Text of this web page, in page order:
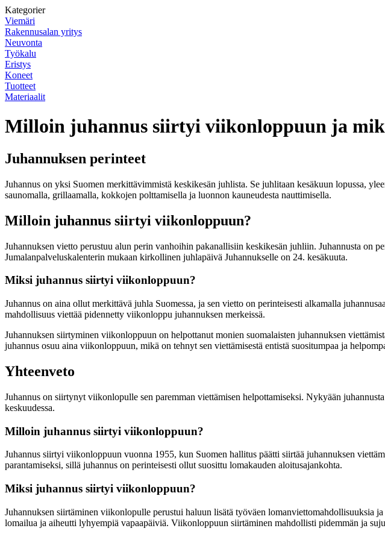
Kategorier
Viemäri
Rakennusalan yritys
Neuvonta
Työkalu
Eristys
Koneet
Tuotteet
Materiaalit
Milloin juhannus siirtyi viikonloppuun ja
Juhannuksen perinteet
Juhannus on yksi Suomen merkittävimmistä keskikesän juhlista. Se juhlitaan kesäkuun lopussa,
saunomalla, grillaamalla, kokkojen polttamisella ja luonnon kauneudesta nauttimisella.
Milloin juhannus siirtyi viikonloppuun?
Juhannuksen vietto perustuu alun perin vanhoihin pakanallisiin keskikesän juhliin. Juhannusta on
Jumalanpalveluskalenterin mukaan kirkollinen juhlapäivä Juhannukselle on 24. kesäkuuta.
Miksi juhannus siirtyi viikonloppuun?
Juhannus on aina ollut merkittävä juhla Suomessa, ja sen vietto on perinteisesti alkamalla
mahdollisuus viettää pidennetty viikonloppu juhannuksen merkeissä.
Juhannuksen siirtyminen viikonloppuun on helpottanut monien suomalaisten juhannuksen
juhannus osuu aina viikonloppuun, mikä on tehnyt sen viettämisestä entistä suositumpaa ja
Yhteenveto
Juhannus on siirtynyt viikonlopulle sen paremman viettämisen helpottamiseksi. Nykyään
keskuudessa.
Milloin juhannus siirtyi viikonloppuun?
Juhannus siirtyi viikonloppuun vuonna 1955, kun Suomen hallitus päätti siirtää juhannuksen
parantamiseksi, sillä juhannus on perinteisesti ollut suosittu lomakauden aloitusajankohta.
Miksi juhannus siirtyi viikonloppuun?
Juhannuksen siirtäminen viikonlopulle perustui haluun lisätä työväen lomanviettomahdollisuuksia
lomailua ja aiheutti lyhyempiä vapaapäiviä. Viikonloppuun siirtäminen mahdollisti pidemmän ja